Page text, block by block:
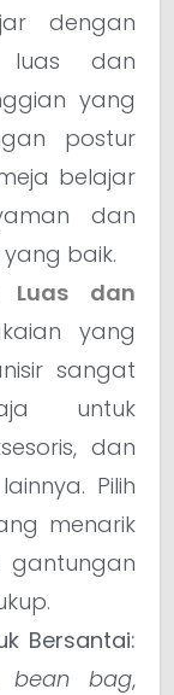
dengan
luas dan
yang
postur
belajar
dan
baik.
Luas dan
yang
sangat
untuk
dan
Pilih
menarik
Bersantai:
bean bag,